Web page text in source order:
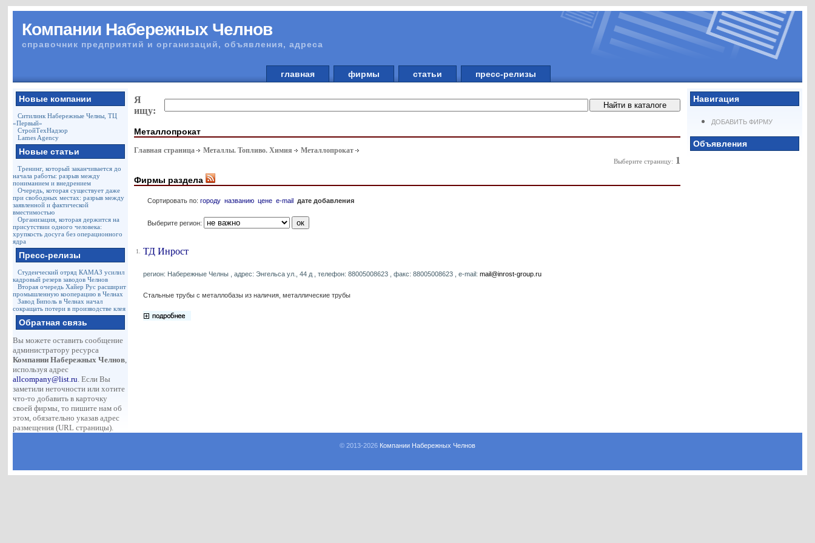
Компании Набережных Челнов
справочник предприятий и организаций, объявления, адреса
главная фирмы статьи пресс-релизы
Новые компании
Ситилинк Набережные Челны, ТЦ
«Первый»
СтройТехНадзор
Lames Agency
Новые статьи
Тренинг, который заканчивается до
начала работы: разрыв между
пониманием и внедрением
Очередь, которая существует даже
при свободных местах: разрыв между
заявленной и фактической
вместимостью
Организация, которая держится на
присутствии одного человека:
хрупкость досуга без операционного
ядра
Пресс-релизы
Студенческий отряд КАМАЗ усилил
кадровый резерв заводов Челнов
Вторая очередь Хайер Рус расширит
промышленную кооперацию в Челнах
Завод Биполь в Челнах начал
сокращать потери в производстве клея
Обратная связь
Вы можете оставить сообщение
администратору ресурса
Компании Набережных Челнов,
используя адрес
allcompany@list.ru. Если Вы
заметили неточности или хотите
что-то добавить в карточку
своей фирмы, то пишите нам об
этом, обязательно указав адрес
размещения (URL страницы).
Навигация
ДОБАВИТЬ ФИРМУ
Объявления
Я
ищу:
Металлопрокат
Главная страница Металлы. Топливо. Химия Металлопрокат
Выберите страницу: 1
Фирмы раздела
Сортировать по:городу названию цене e-mail дате добавления
Выберите регион:
1. ТД Инрост
регион: Набережные Челны , адрес: Энгельса ул., 44 д , телефон: 88005008623 , факс: 88005008623 , e-mail:mail@inrost-group.ru
Стальные трубы с металлобазы из наличия, металлические трубы
© 2013-2026 Компании Набережных Челнов